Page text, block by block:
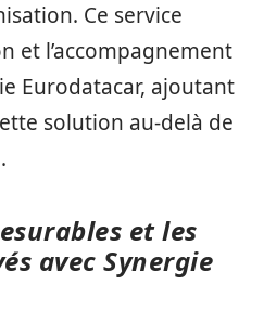
Ce service
et l’accompagnement
Eurodatacar, ajoutant
solution au-delà de
et les
avec Synergie